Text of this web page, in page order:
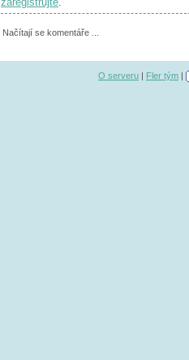
Načítají se komentáře ...
O serveru | Fler tým |